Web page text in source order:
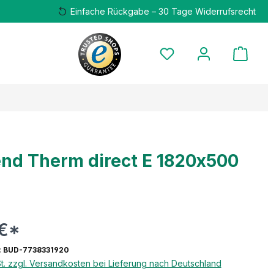
Einfache Rückgabe – 30 Tage Widerrufsrecht
Therm direct E 1820x500
7738331920
zzgl. Versandkosten bei Lieferung nach Deutschland